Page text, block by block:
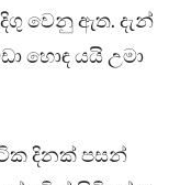
වෙනු ඇත. දැන්
හොඳ යයි උමා
දිනක් පසන්